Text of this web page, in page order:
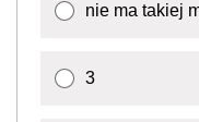
nie ma takiej
3